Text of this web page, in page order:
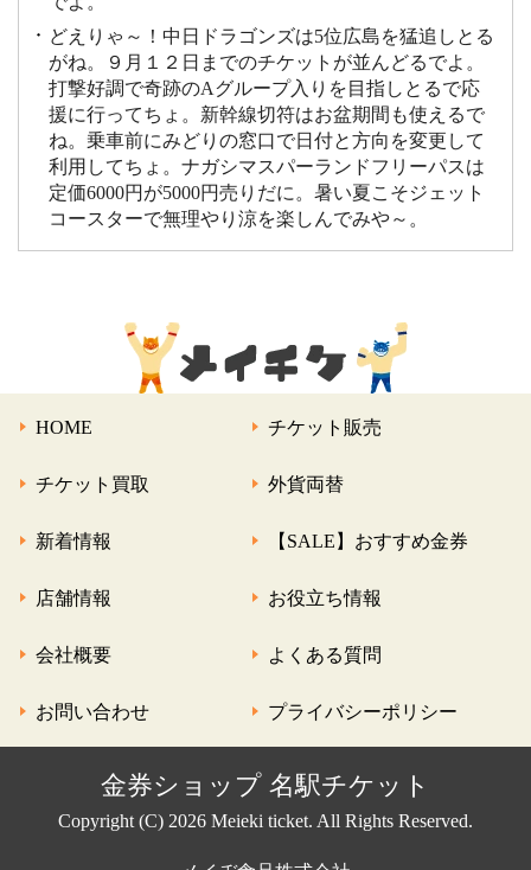
どえりゃ～！中日ドラゴンズは5位広島を猛追しとる
がね。９月１２日までのチケットが並んどるでよ。
打撃好調で奇跡のAグループ入りを目指しとるで応
援に行ってちょ。新幹線切符はお盆期間も使えるで
ね。乗車前にみどりの窓口で日付と方向を変更して
利用してちょ。ナガシマスパーランドフリーパスは
定価6000円が5000円売りだに。暑い夏こそジェット
コースターで無理やり涼を楽しんでみや～。
HOME チケット販売
チケット買取 外貨両替
新着情報 【SALE】おすすめ金券
店舗情報 お役立ち情報
会社概要 よくある質問
お問い合わせ プライバシーポリシー
金券ショップ 名駅チケット
Copyright (C) 2026 Meieki ticket. All Rights Reserved.